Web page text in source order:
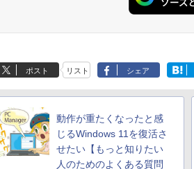
ポスト リスト シェア
動作が重たくなったと感
じるWindows 11を復活さ
せたい【もっと知りたい
人のためのよくある質問